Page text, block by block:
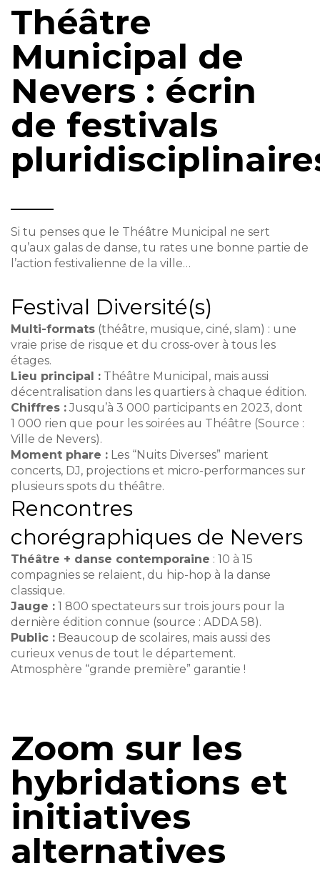
Théâtre
Municipal de
Nevers : écrin
de festivals
Si tu penses que le Théâtre Municipal ne sert
qu’aux galas de danse, tu rates une bonne partie de
l’action festivalienne de la ville…
Festival Diversité(s)
Multi-formats (théâtre, musique, ciné, slam) : une
vraie prise de risque et du cross-over à tous les
étages.
Lieu principal : Théâtre Municipal, mais aussi
décentralisation dans les quartiers à chaque édition.
Chiffres :Jusqu’à 3 000 participants en 2023, dont
1 000 rien que pour les soirées au Théâtre (Source :
Ville de Nevers).
Moment phare : Les “Nuits Diverses” marient
concerts, DJ, projections et micro-performances sur
plusieurs spots du théâtre.
Rencontres
chorégraphiques de Nevers
Théâtre + danse contemporaine : 10 à 15
compagnies se relaient, du hip-hop à la danse
classique.
Jauge : 1 800 spectateurs sur trois jours pour la
dernière édition connue (source : ADDA 58).
Public : Beaucoup de scolaires, mais aussi des
curieux venus de tout le département.
Atmosphère “grande première” garantie !
Zoom sur les
hybridations et
initiatives
alternatives